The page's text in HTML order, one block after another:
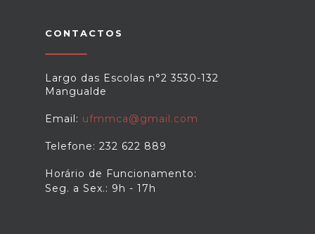
CONTACTOS
Largo das Escolas n°2 3530-132
Mangualde
Email: ufmmca@gmail.com
Telefone: 232 622 889
Horário de Funcionamento:
Seg. a Sex.: 9h - 17h